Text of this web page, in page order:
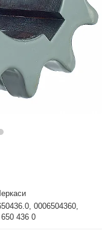
0006504360,
436 0